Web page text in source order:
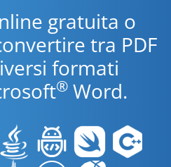
gratuita o
tra PDF
formati
® Word.